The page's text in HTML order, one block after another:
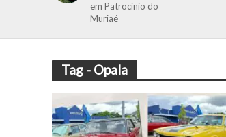
em Patrocínio do
Muriaé
Tag - Opala